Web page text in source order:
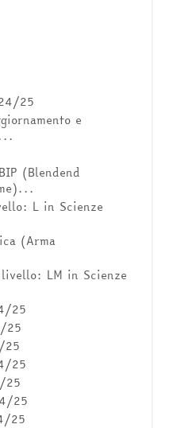
25
e
(Blendend
L in Scienze
(Arma
LM in Scienze
25
25
25
25
25
25
25